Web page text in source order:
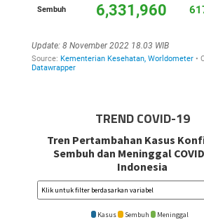
TREND COVID-19